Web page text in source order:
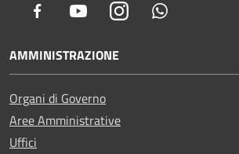
Facebook YoutubeInstagram
AMMINISTRAZIONE
Organi di Governo
Aree Amministrative
Uffici